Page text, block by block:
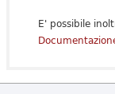
E' possibile